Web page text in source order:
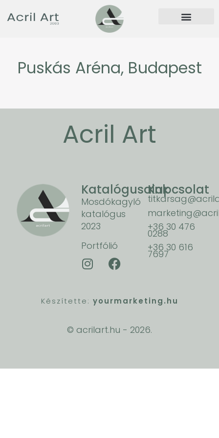
Puskás Aréna, Budapest
Acril Art
Katalógusaink
Mosdókagyló
katalógus
2023
Portfólió
Kapcsolat
+36 30 476
0288
+36 30 616
7697
Készítette: yourmarketing.hu
© acrilart.hu - 2026.